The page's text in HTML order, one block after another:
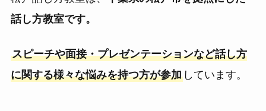
話し方教室です。
スピーチや面接・プレゼンテーションなど話し方
に関する様々な悩みを持つ方が参加しています。